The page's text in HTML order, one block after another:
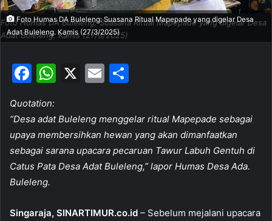
Foto Humas DA Buleleng: Suasana Ritual Mapepade yang digelar Desa
Adat Buleleng. Kamis (27/3/2025)
Foto Humas DA Buleleng: Suasana Ritual Mapepade yang digelar Desa
Adat Buleleng. Kamis (27/3/2025)
F
c
e
b
o
o
k
W
at
s
A
p
X
E
ai
l
ar
e
Quotation:
“Desa adat Buleleng menggelar ritual Mapepade sebagai
upaya membersihkan hewan yang akan dimanfaatkan
sebagai sarana upacara pecaruan Tawur Labuh Gentuh di
Catus Pata Desa Adat Buleleng,” lapor Humas Desa Ada.
Buleleng.
Singaraja, SINARTIMUR.co.id – Sebelum mejalani upacara